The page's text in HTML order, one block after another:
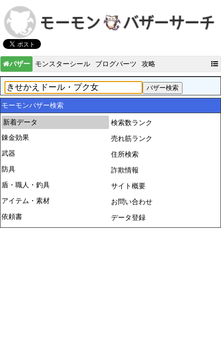
バザー モンスターシール ブログパーツ 攻略
モーモンバザー検索
新着データ
錬金効果
武器
防具
盾・職人・釣具
アイテム・素材
依頼書
検索数ランク
売れ筋ランク
住所検索
詐欺情報
サイト概要
お問い合わせ
データ登録